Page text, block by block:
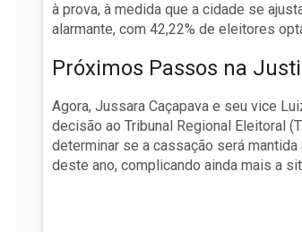
à prova, à medida que a cidade se
alarmante, com 42,22% de eleitores
Próximos Passos na
Agora, Jussara Caçapava e seu vice
decisão ao Tribunal Regional Eleitoral
determinar se a cassação será
deste ano, complicando ainda mais a